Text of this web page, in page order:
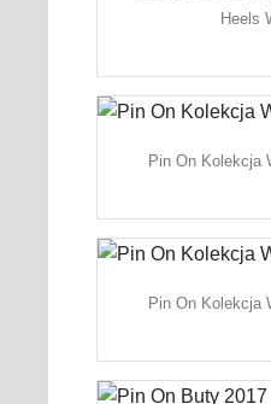
Heels
Pin On Kolekcja
Pin On Kolekcja